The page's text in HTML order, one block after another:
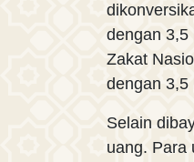
dengan 3,5
Zakat
dengan 3,5
Selain
uang. Para